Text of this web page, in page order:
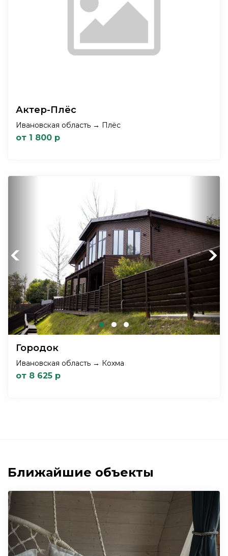
Актер-Плёс
Ивановская область → Плёс
от 1 800 р
Previous Next
Городок
Ивановская область → Кохма
от 8 625 р
Ближайшие объекты